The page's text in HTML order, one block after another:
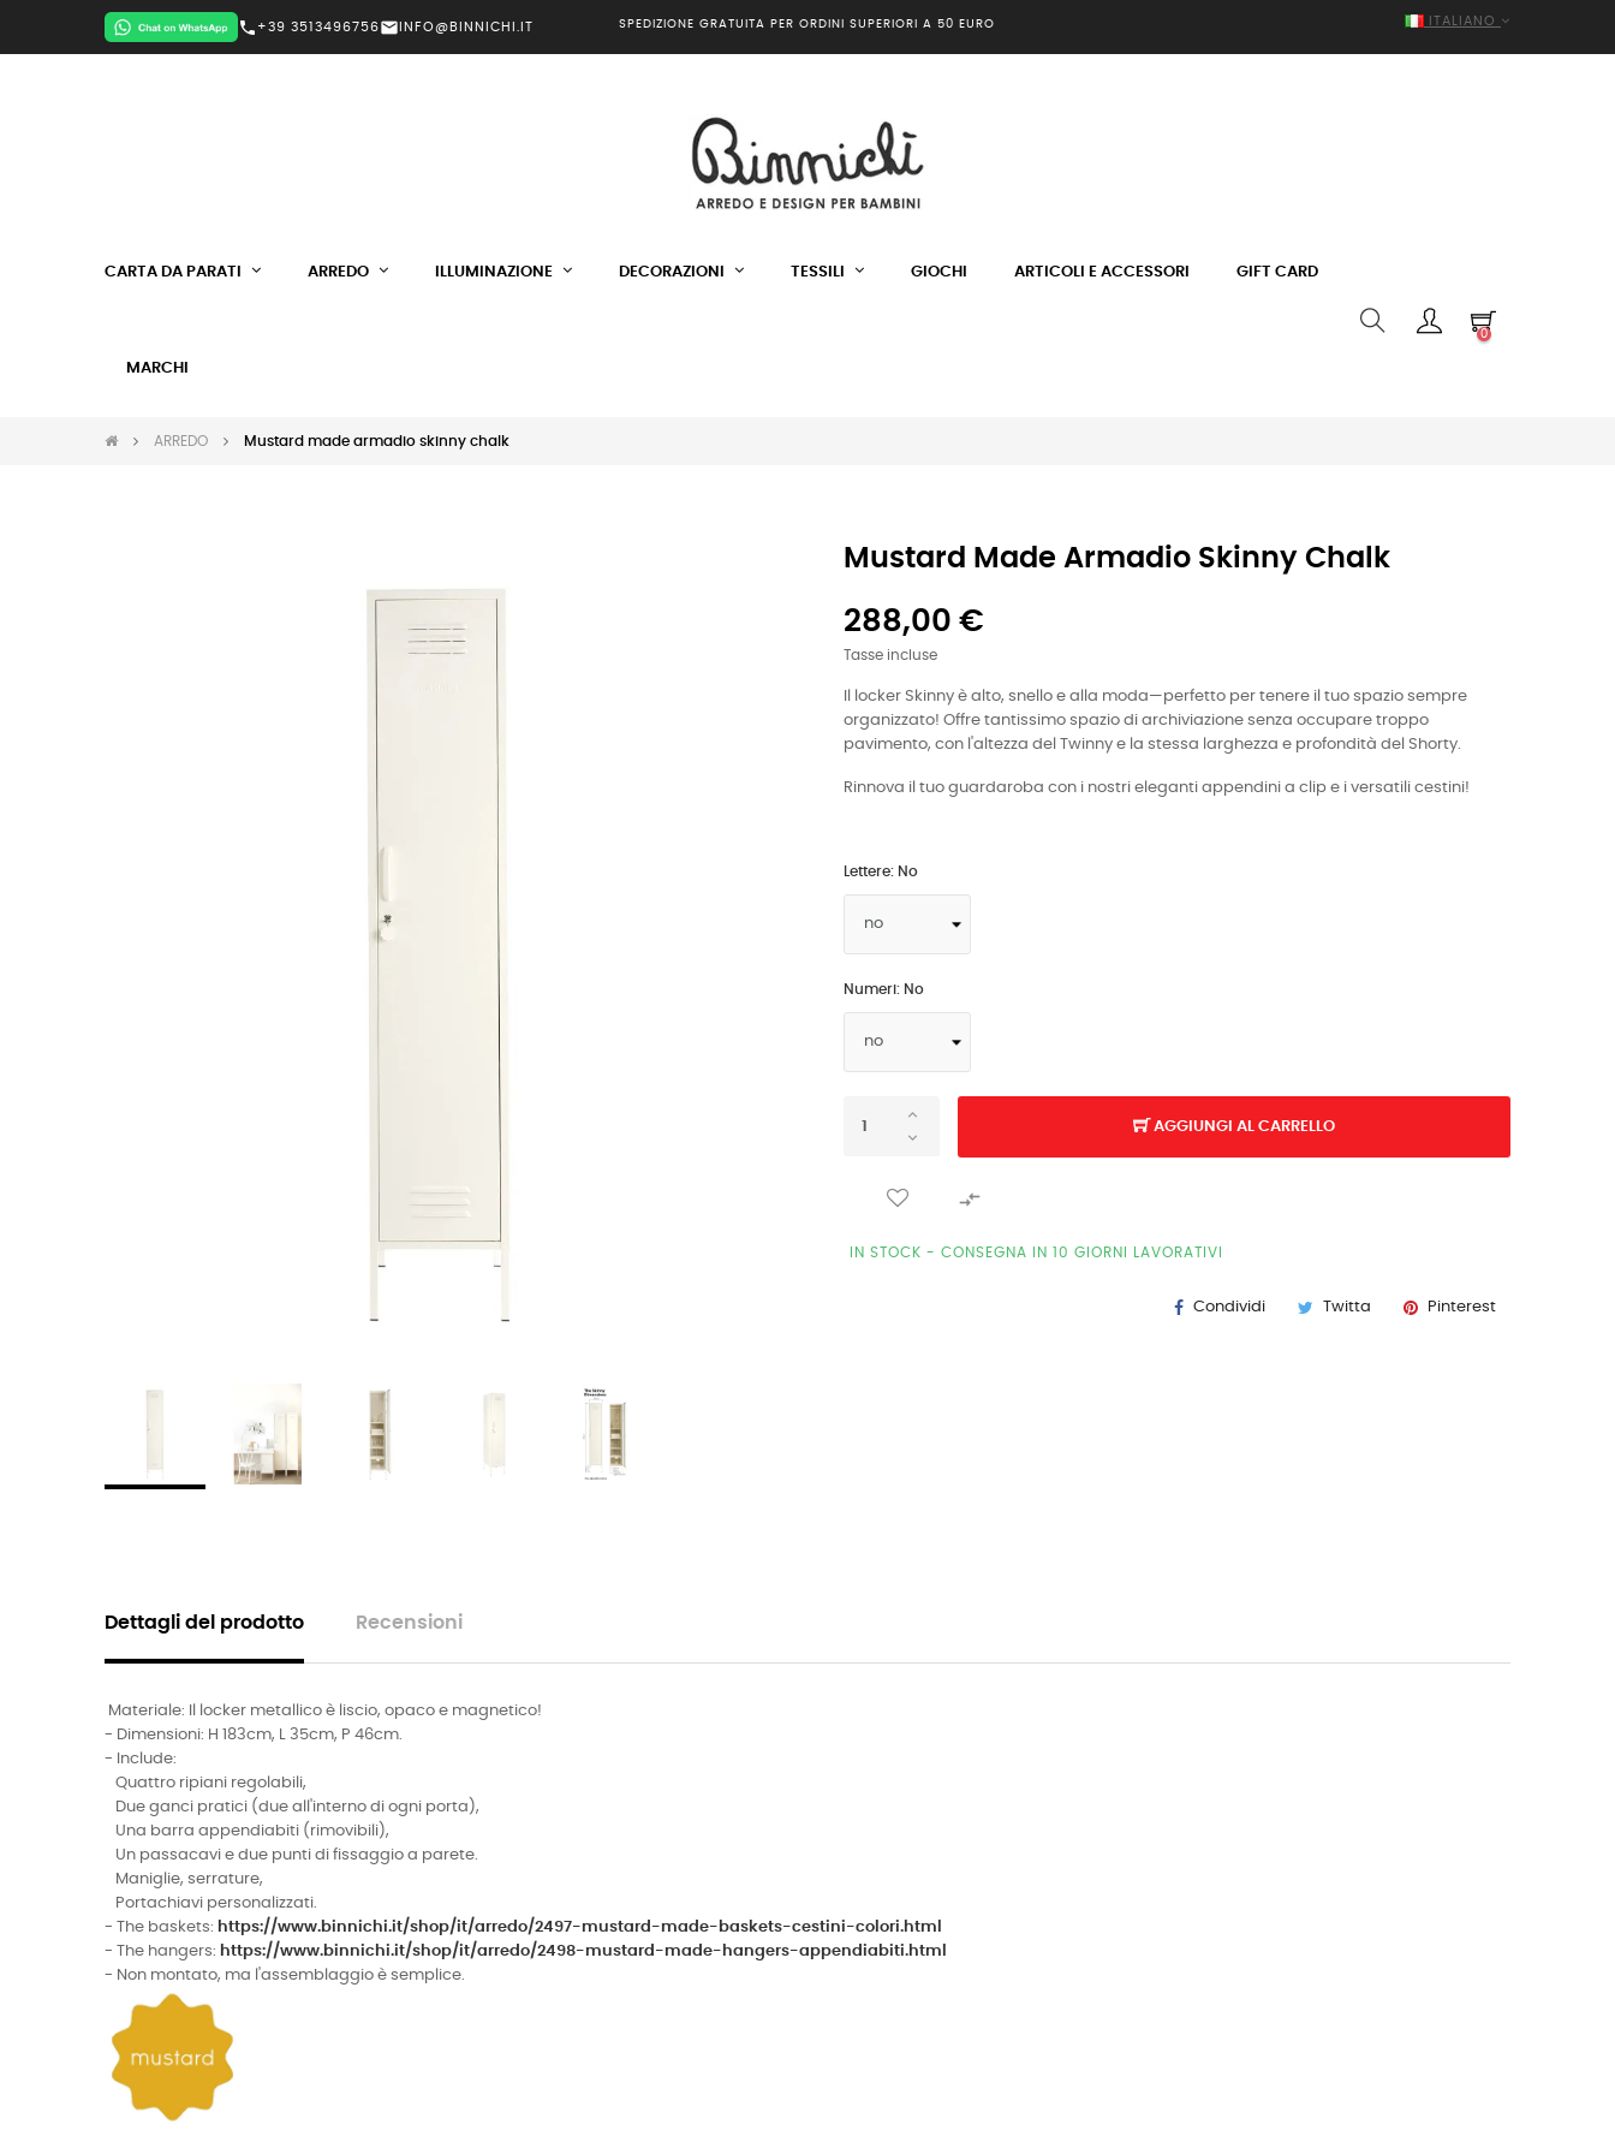
call +39 3513496756mail INFO@BINNICHI.IT SPEDIZIONE GRATUITA PER ORDINI SUPERIORI A 50 EURO ITALIANO
CARTA DA PARATI ARREDO ILLUMINAZIONE DECORAZIONI TESSILI GIOCHI ARTICOLI E ACCESSORI GIFT CARD
MARCHI
0
ARREDO Mustard made armadio skinny chalk
Mustard Made Armadio Skinny Chalk
288,00 €
Tasse incluse
Il locker Skinny è alto, snello e alla moda—perfetto per tenere il tuo spazio sempre
organizzato! Offre tantissimo spazio di archiviazione senza occupare troppo
pavimento, con l'altezza del Twinny e la stessa larghezza e profondità del Shorty.
Rinnova il tuo guardaroba con i nostri eleganti appendini a clip e i versatili cestini!
Lettere: No
Numeri: No
AGGIUNGI AL CARRELLO

IN STOCK - CONSEGNA IN 10 GIORNI LAVORATIVI
Condividi Twitta Pinterest
Dettagli del prodotto Recensioni
Materiale: Il locker metallico è liscio, opaco e magnetico!
- Dimensioni: H 183cm, L 35cm, P 46cm.
- Include:
Quattro ripiani regolabili,
Due ganci pratici (due all'interno di ogni porta),
Una barra appendiabiti (rimovibili),
Un passacavi e due punti di fissaggio a parete.
Maniglie, serrature,
Portachiavi personalizzati.
- The baskets: https://www.binnichi.it/shop/it/arredo/2497-mustard-made-baskets-cestini-colori.html
- The hangers: https://www.binnichi.it/shop/it/arredo/2498-mustard-made-hangers-appendiabiti.html
- Non montato, ma l'assemblaggio è semplice.